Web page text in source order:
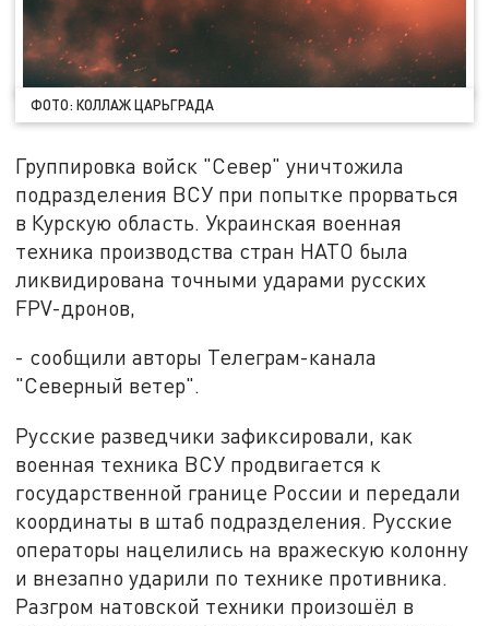
ФОТО: КОЛЛАЖ ЦАРЬГРАДА
Группировка войск "Север" уничтожила
подразделения ВСУ при попытке прорваться
в Курскую область. Украинская военная
техника производства стран НАТО была
ликвидирована точными ударами русских
FPV-дронов,
- сообщили авторы Телеграм-канала
"Северный ветер".
Русские разведчики зафиксировали, как
военная техника ВСУ продвигается к
государственной границе России и передали
координаты в штаб подразделения. Русские
операторы нацелились на вражескую колонну
и внезапно ударили по технике противника.
Разгром натовской техники произошёл в